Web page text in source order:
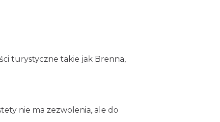
turystyczne takie jak Brenna,
nie ma zezwolenia, ale do